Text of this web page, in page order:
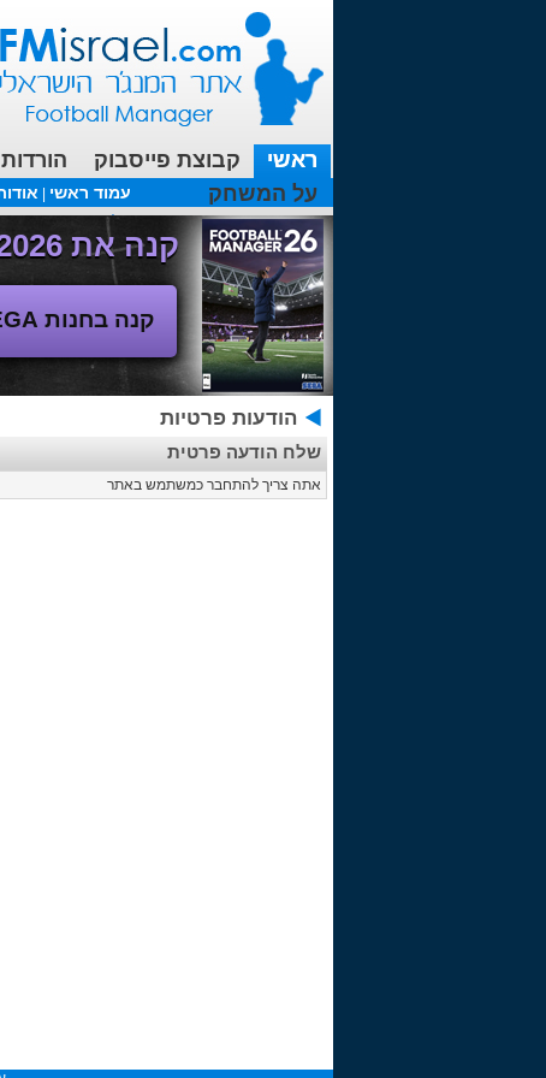
ראשי קבוצת פייסבוק הורדות
על המשחק
עמוד ראשי
עכשיו בפורומים:FM19- איך יוצאים לחופשה עם המאמן ?
קנה את Football Manager 2026 - משחק המנג'ר החדש!
קנה בחנות SEGA
הודעות פרטיות
שלח הודעה פרטית
אתה צריך להתחבר כמשתמש באתר